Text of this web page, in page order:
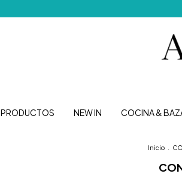
PRODUCTOS NEW IN COCINA &
Inicio